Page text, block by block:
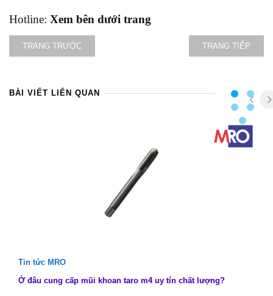
Hotline: Xem bên dưới trang
TRANG TRƯỚC TRANG TIẾP
BÀI VIẾT LIÊN QUAN
Tin tức MRO
Ở đâu cung cấp mũi khoan taro m4 uy tín chất lượng?